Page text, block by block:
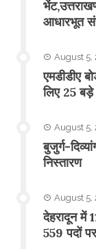
आधारभूत
August 5,
एमडीडीए
लिए 25 बड़े
August 5,
बुजुर्ग-
निस्तारण
August 5,
​देहरादून में
559 पदों पर